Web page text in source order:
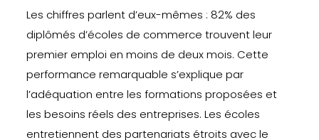
Les chiffres parlent d’eux-mêmes : 82% des
diplômés d’écoles de commerce trouvent leur
premier emploi en moins de deux mois. Cette
performance remarquable s’explique par
l’adéquation entre les formations proposées et
les besoins réels des entreprises. Les écoles
entretiennent des partenariats étroits avec le